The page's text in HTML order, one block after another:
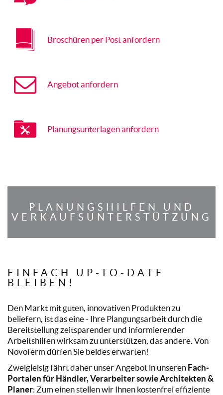
Broschüren per Post anfordern
Angebot anfordern
Planungsunterlagen anfordern
PLANUNGSHILFEN UND
VERKAUFSUNTERSTÜTZUNG
EINFACH UP-TO-DATE
BLEIBEN!
Den Markt mit guten, innovativen Produkten zu
beliefern, ist das eine - Ihre Plangungsarbeit durch die
Bereitstellung zeitsparender und informierender
Arbeitshilfen wirksam zu unterstützen, das andere. Von
Novoferm dürfen Sie beides erwarten!
Zweigleisig fährt daher unser Angebot in unseren Fach-
Portalen für Händler, Verarbeiter sowie Architekten &
Planer: Zum einen stellen wir Ihnen kostenfrei effiziente